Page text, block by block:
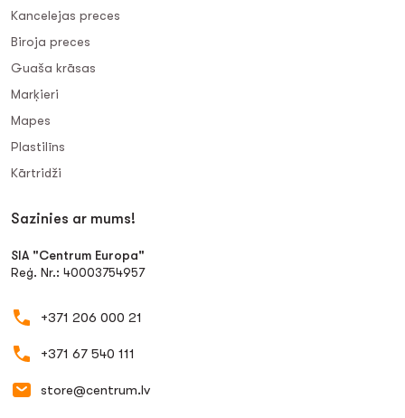
Kancelejas preces
Biroja preces
Guaša krāsas
Marķieri
Mapes
Plastilīns
Kārtridži
Sazinies ar mums!
SIA "Centrum Europa"
Reģ. Nr.: 40003754957
+371 206 000 21
+371 67 540 111
store@centrum.lv